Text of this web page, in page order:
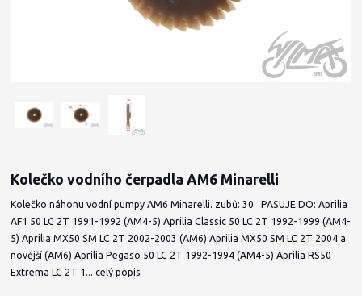
Kolečko vodního čerpadla AM6 Minarelli
Kolečko náhonu vodní pumpy AM6 Minarelli. zubů: 30 PASUJE DO: Aprilia
AF1 50 LC 2T 1991-1992 (AM4-5) Aprilia Classic 50 LC 2T 1992-1999 (AM4-
5) Aprilia MX50 SM LC 2T 2002-2003 (AM6) Aprilia MX50 SM LC 2T 2004 a
novější (AM6) Aprilia Pegaso 50 LC 2T 1992-1994 (AM4-5) Aprilia RS50
Extrema LC 2T 1...celý popis